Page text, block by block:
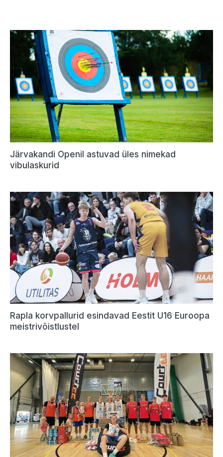
Järvakandi Openil astuvad üles nimekad
vibulaskurid
Rapla korvpallurid esindavad Eestit U16 Euroopa
meistrivõistlustel